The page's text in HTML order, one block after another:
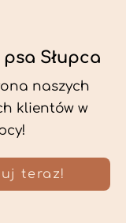
Słupca
naszych
klientów w
teraz!